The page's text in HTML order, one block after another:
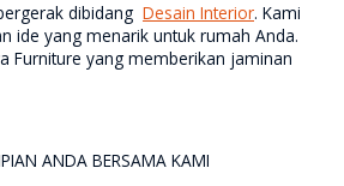
dibidang Desain Interior. Kami
ide yang menarik untuk rumah Anda.
Furniture yang memberikan jaminan
ANDA BERSAMA KAMI